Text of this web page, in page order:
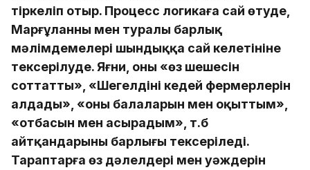
тіркеліп отыр. Процесс логикаға сай өтуде,
Марғұланның мен туралы барлық
мәлімдемелері шындыққа сай келетініне
тексерілуде. Яғни, оның «өз шешесін
соттатты», «Шеңгелдінің кедей фермерлерін
алдады», «оның балаларын мен оқыттым»,
«отбасын мен асырадым», т.б
айтқандарының барлығы тексеріледі.
Тараптарға өз дәлелдері мен уәждерін